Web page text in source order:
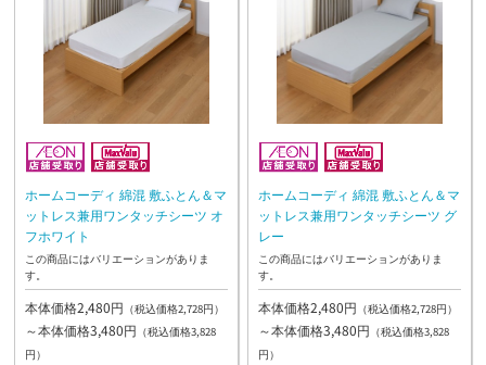
ホームコーディ 綿混 敷ふとん＆マ
ットレス兼用ワンタッチシーツ オ
フホワイト
この商品にはバリエーションがありま
す。
本体価格2,480円 （税込価格2,728円）
～本体価格3,480円 （税込価格3,828
円）
ホームコーディ 綿混 敷ふとん＆マ
ットレス兼用ワンタッチシーツ グ
レー
この商品にはバリエーションがありま
す。
本体価格2,480円 （税込価格2,728円）
～本体価格3,480円 （税込価格3,828
円）